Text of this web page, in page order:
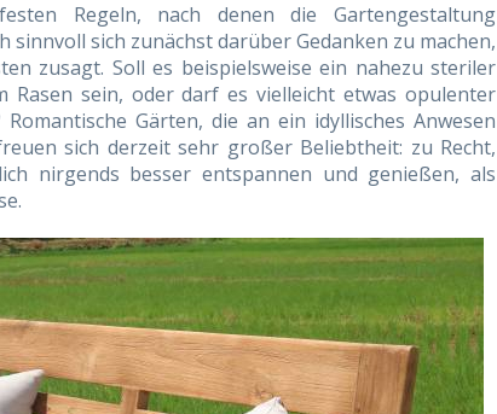
Regeln, nach denen die Gartengestaltung
sinnvoll sich zunächst darüber Gedanken zu machen,
zusagt. Soll es beispielsweise ein nahezu steriler
Rasen sein, oder darf es vielleicht etwas opulenter
Gärten, die an ein idyllisches Anwesen
sich derzeit sehr großer Beliebtheit: zu Recht,
nirgends besser entspannen und genießen, als